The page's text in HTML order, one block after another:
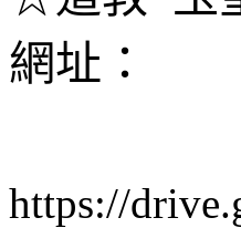
網址：
https://